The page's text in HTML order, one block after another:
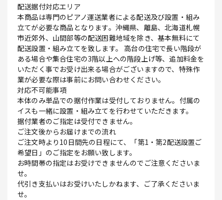
配送据付対応エリア
本商品は専門のピアノ運送業者による配送及び設置・組み
立てが必要な商品となります。沖縄県、離島、北海道札幌
市近郊外、山間部等の配送困難地域を除き、基本無料にて
配送設置・組み立てを致します。 高台の住宅で長い階段が
ある場合や集合住宅の3階以上への階段上げ等、追加料金を
いただく事でお受け出来る場合がございますので、特殊作
業が必要な際は事前にお問い合わせください。
対応不可能事項
本体のみ単品での据付作業は受付しておりません。付属の
イスも一緒に設置・組み立てを行わせていただきます。
据付業者のご指定は受付できません。
ご注文後からお届けまでの流れ
ご注文時より10日間先の日程にて、「第1・第2配送設置ご
希望日」のご指定をお願い致します。
お時間帯の指定はお受けできませんのでご注意くださいま
せ。
代引き支払いはお受けいたしかねます、ご了承くださいま
せ。